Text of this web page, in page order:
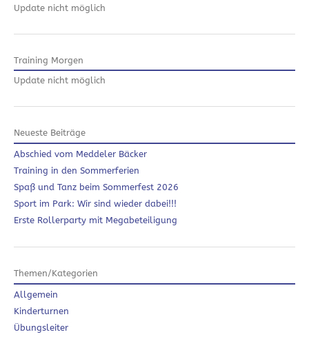
Update nicht möglich
Training Morgen
Update nicht möglich
Neueste Beiträge
Abschied vom Meddeler Bäcker
Training in den Sommerferien
Spaß und Tanz beim Sommerfest 2026
Sport im Park: Wir sind wieder dabei!!!
Erste Rollerparty mit Megabeteiligung
Themen/Kategorien
Allgemein
Kinderturnen
Übungsleiter